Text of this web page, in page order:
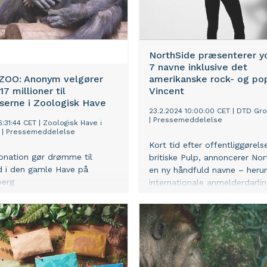
sharp på scenen og byder
til et tætpakket program,
læring på flere niveauer. “Det
finde facit,” siger hun med et
er her for at lære og for at
fluffy grønne begreber
blanding af entusiasme og
i lokalet. GIW er ikke bare et
læringsunivers, hvor grøn
bæredygtighed bliver til
abstrakte begreber. Og for
studerende er der en
Anonym velgører
millioner til
i Zoologisk Have
CET
Zoologisk Have i
Pressemeddelelse
gør drømme til
i den gamle Have på
NorthSide præsenterer
7 navne inklusive det
amerikanske rock- og
Vincent
23.2.2024 10:00:00 CET
DTD
Pressemeddelelse
Kort tid efter
britiske Pulp, annoncerer
en ny håndfuld navne –
internationale
begejstring med sig, da den
aarhusianske festival
mandags kunne løfte sløret
gendannede britpopband
festivalen til sommer med